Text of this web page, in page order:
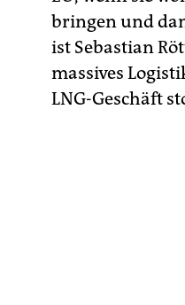
bringen und
ist Sebastian
massives
LNG-Geschäft